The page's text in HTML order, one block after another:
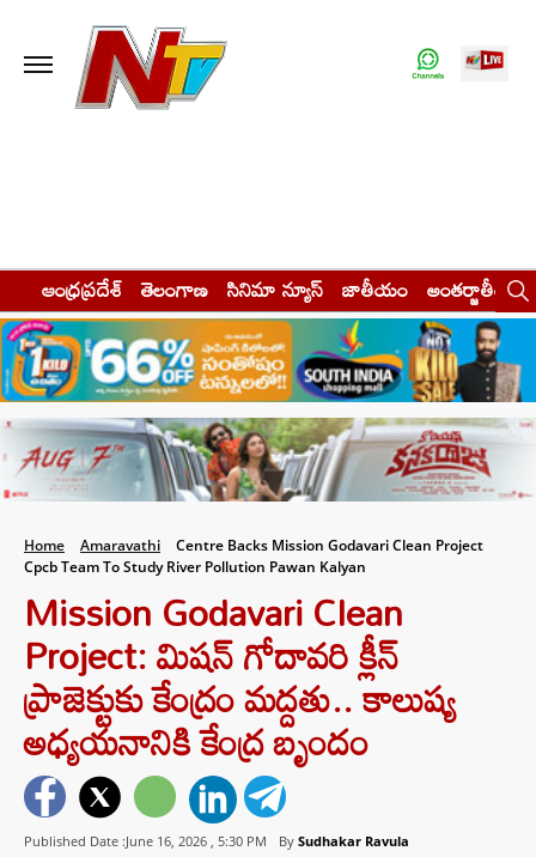
ఆంధ్రప్రదేశ్ తెలంగాణ సినిమా న్యూస్ జాతీయం అంతర్జాతీయం
Home Amaravathi
Centre Backs Mission Godavari Clean Project
Cpcb Team To Study River Pollution Pawan Kalyan
Mission Godavari Clean
Project: మిషన్ గోదావరి క్లీన్
ప్రాజెక్టుకు కేంద్రం మద్దతు.. కాలుష్య
అధ్యయనానికి కేంద్ర బృందం
Published Date :June 16, 2026 , 5:30 PM By Sudhakar Ravula